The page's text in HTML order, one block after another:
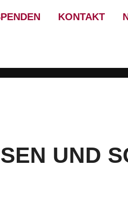
KONTAKT
UND